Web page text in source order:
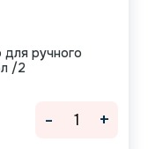
ручного
/2
- +